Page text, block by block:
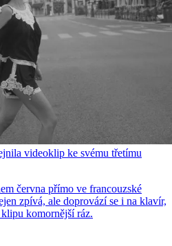
videoklip ke svému třetímu
června přímo ve francouzské
zpívá, ale doprovází se i na klavír,
komornější ráz.